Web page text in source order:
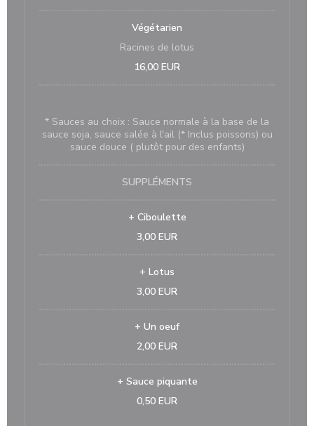
Végétarien
Racines de lotus
16,00 EUR
* Sauces au choix : Sauce normale à la base de la
sauce soja, sauce salée à l'ail (* Inclus poissons) ou
sauce douce ( plutôt pour des enfants)
SUPPLÉMENTS
+ Ciboulette
3,00 EUR
+ Lotus
3,00 EUR
+ Un oeuf
2,00 EUR
+ Sauce piquante
0,50 EUR